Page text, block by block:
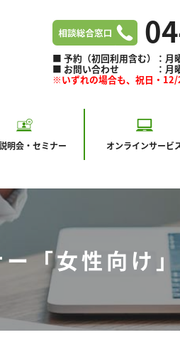
■ 予約（初回利用含む）：月
■ お問い合わせ ：月曜日
※いずれの場合も、祝日・
明会・セミナー オンラインサービ
「女性向け」